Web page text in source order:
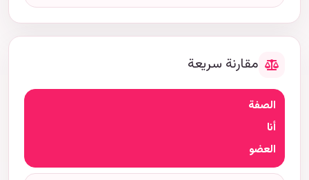
مقارنة سريعة
الصفة
أنا
العضو